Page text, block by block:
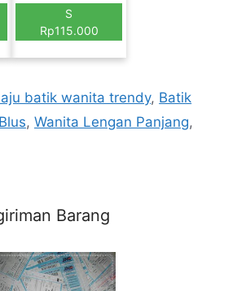
S
Rp115.000
batik wanita trendy, Batik
, Wanita Lengan Panjang,
Barang